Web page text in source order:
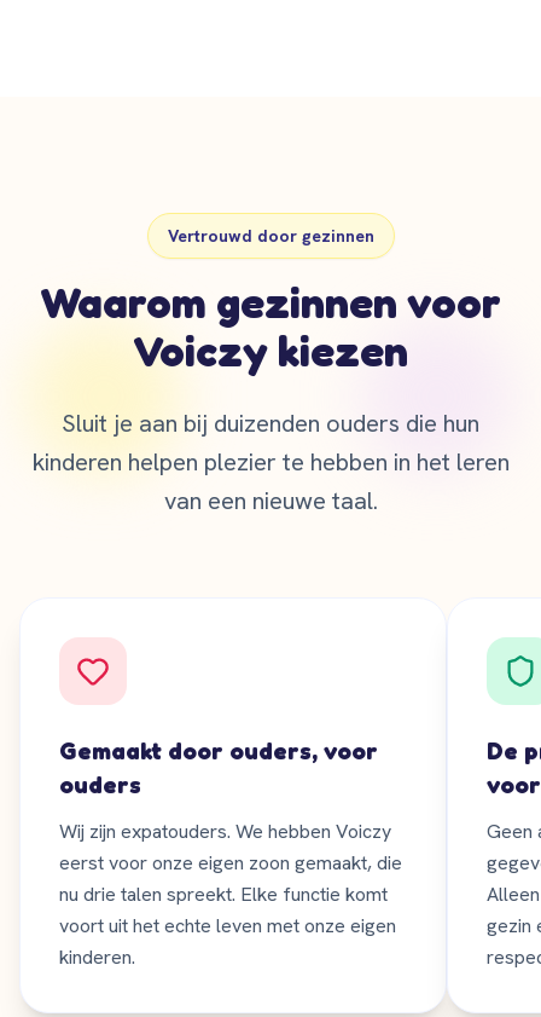
Vertrouwd door gezinnen
Waarom gezinnen voor
Voiczy kiezen
Sluit je aan bij duizenden ouders die hun
kinderen helpen plezier te hebben in het leren
van een nieuwe taal.
Gemaakt door ouders, voor
ouders
Wij zijn expatouders. We hebben Voiczy
eerst voor onze eigen zoon gemaakt, die
nu drie talen spreekt. Elke functie komt
voort uit het echte leven met onze eigen
kinderen.
De
Geen
gezin